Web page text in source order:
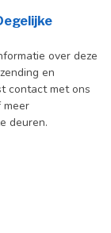
over deze
en
contact met ons
meer
deuren.